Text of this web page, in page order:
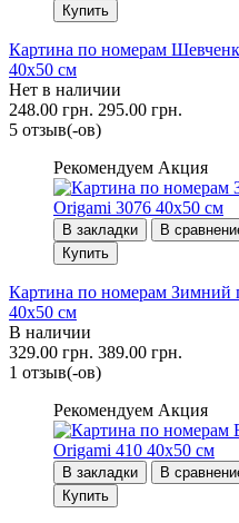
Купить
Картина по номерам
40x50 см
Нет в наличии
248.00 грн. 295.00 грн.
5 отзыв(-ов)
Рекомендуем Акция
В закладки
В
Купить
Картина по номерам Зимний
40x50 см
В наличии
329.00 грн. 389.00 грн.
1 отзыв(-ов)
Рекомендуем Акция
В закладки
В
Купить